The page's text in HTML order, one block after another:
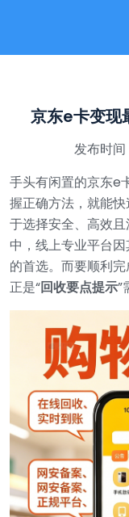
京东e卡变现
发布时
手头有闲置的京东e
握正确方法，就能
于选择安全、高效
中，线上专业平台
的首选。而要顺利
正是“回收要点提示”